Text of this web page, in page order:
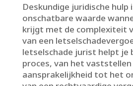
Deskundige juridische hulp
onschatbare waarde
krijgt met de complexiteit
van een
letselschade jurist helpt je
proces, van het vaststellen
aansprakelijkheid tot het